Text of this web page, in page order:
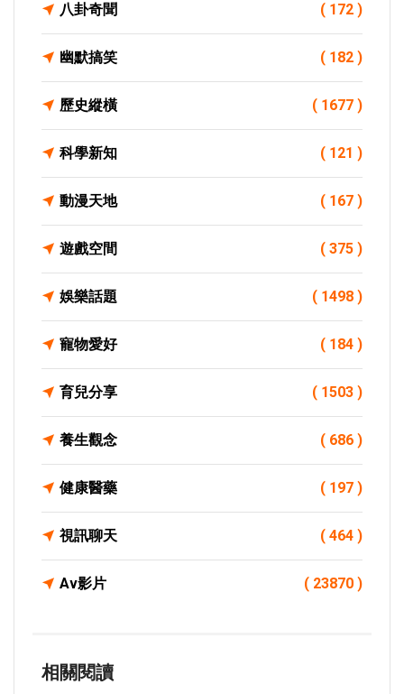
八卦奇聞 ( 172 )
幽默搞笑 ( 182 )
歷史縱橫 ( 1677 )
科學新知 ( 121 )
動漫天地 ( 167 )
遊戲空間 ( 375 )
娛樂話題 ( 1498 )
寵物愛好 ( 184 )
育兒分享 ( 1503 )
養生觀念 ( 686 )
健康醫藥 ( 197 )
視訊聊天 ( 464 )
Av影片 ( 23870 )
相關閱讀